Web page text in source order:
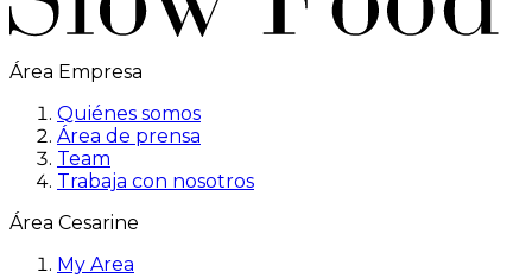
Área Empresa
Quiénes somos
Área de prensa
Team
Trabaja con nosotros
Área Cesarine
My Area